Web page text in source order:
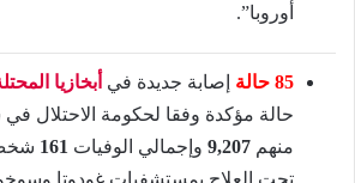
أوروبا”.
85 حالة إصابة جديدة في أبخازيا
حالة مؤكدة وفقا لحكومة الاحتلال
منهم 9,207 وإجمالي الوفيات 161
تحت العلاج بمستشفيات غودوتا